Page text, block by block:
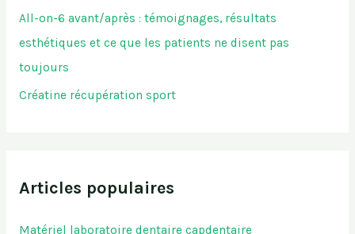
All-on-6 avant/après : témoignages, résultats
esthétiques et ce que les patients ne disent pas
toujours
Créatine récupération sport
Articles populaires
Matériel laboratoire dentaire capdentaire